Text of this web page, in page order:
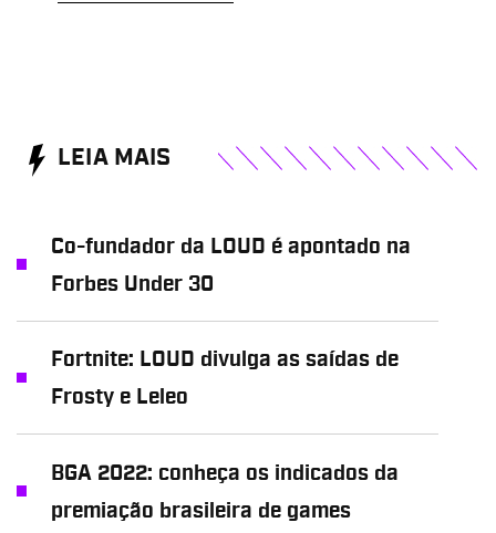
LEIA MAIS
Co-fundador da LOUD é apontado na
Forbes Under 30
Fortnite: LOUD divulga as saídas de
Frosty e Leleo
BGA 2022: conheça os indicados da
premiação brasileira de games